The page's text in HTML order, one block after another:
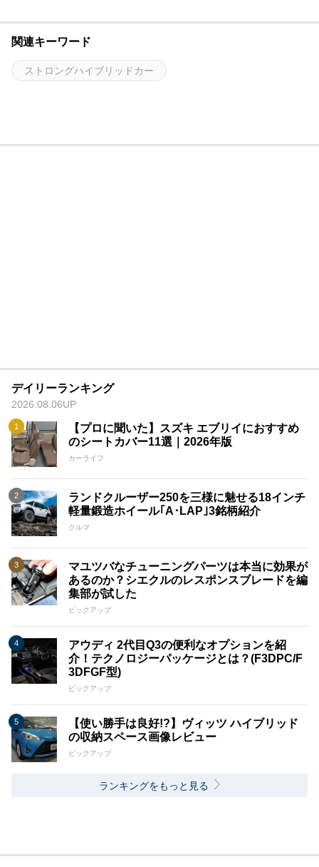
関連キーワード
ストロングハイブリッドカー
デイリーランキング
2026.08.06UP
【プロに聞いた】スズキ エブリイにおすすめ
のシートカバー11選｜2026年版
カーライフ
ランドクルーザー250を三様に魅せる18インチ
軽量鍛造ホイール｢A･LAP｣3銘柄紹介
クルマ
マユツバなチューニングパーツは本当に効果が
あるのか？シエクルのレスポンスブレードを編
集部が試した
ピックアップ
アウディ 2代目Q3の便利なオプションを紹
介！テクノロジーパッケージとは？(F3DPC/F
3DFGF型)
ピックアップ
【使い勝手は良好!?】ヴィッツ ハイブリッド
の収納スペース画像レビュー
ピックアップ
ランキングをもっと見る